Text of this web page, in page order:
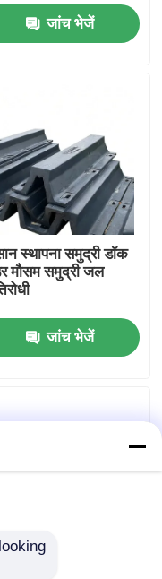
जांच भेजें
स्थापना समुद्री डॉक
मौसम समुद्री जल
जांच भेजें